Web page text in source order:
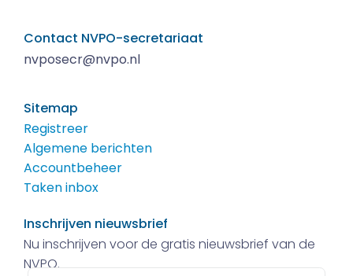
Contact NVPO-secretariaat
nvposecr@nvpo.nl
Sitemap
Registreer
Algemene berichten
Accountbeheer
Taken inbox
Inschrijven nieuwsbrief
Nu inschrijven voor de gratis nieuwsbrief van de
NVPO.